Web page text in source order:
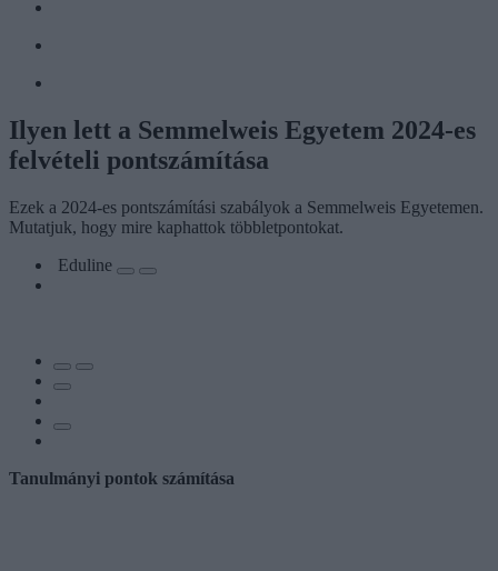
Ilyen lett a Semmelweis Egyetem 2024-es
felvételi pontszámítása
Ezek a 2024-es pontszámítási szabályok a Semmelweis Egyetemen.
Mutatjuk, hogy mire kaphattok többletpontokat.
Eduline
Tanulmányi pontok számítása